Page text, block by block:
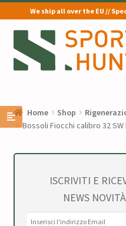
We ship all over the EU //
Vai
alla
navigazione
Vai
al
contenuto
Home Shop
Bossoli Fiocchi calibro 32 SW
ISCRIVITI E
NEWS